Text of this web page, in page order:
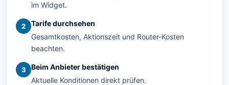
im Widget.
2
Tarife durchsehen
Gesamtkosten, Aktionszeit und Router-Kosten
beachten.
3
Beim Anbieter bestätigen
Aktuelle Konditionen direkt prüfen.